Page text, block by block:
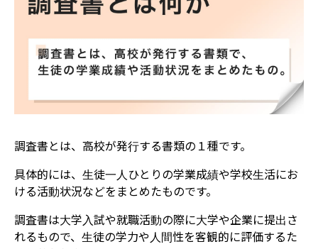
調査書とは、高校が発行する書類の１種です。
具体的には、生徒一人ひとりの学業成績や学校生活にお
ける活動状況などをまとめたものです。
調査書は大学入試や就職活動の際に大学や企業に提出さ
れるもので、生徒の学力や人間性を客観的に評価するた